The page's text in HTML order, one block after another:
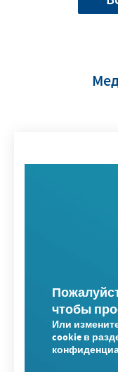
чтобы
Или
cookie в